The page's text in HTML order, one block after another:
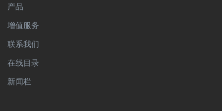
产品
增值服务
联系我们
在线目录
新闻栏